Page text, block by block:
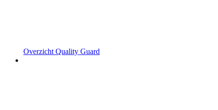
Overzicht Quality Guard